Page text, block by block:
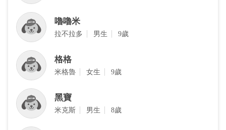
嚕嚕米
拉不拉多 男生 9歲
格格
米格魯 女生 9歲
黑寶
‎米克斯 男生 8歲